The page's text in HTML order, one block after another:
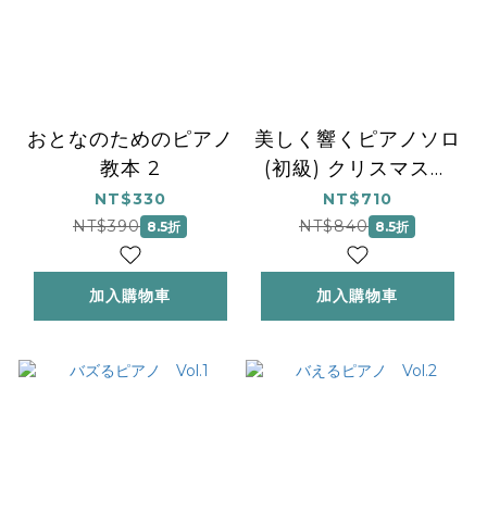
おとなのためのピアノ
教本 2
NT$330
NT$390 8.5折
加入購物車
美しく響くピアノソロ
(初級) クリスマスソ
ングス
NT$710
NT$840 8.5折
加入購物車